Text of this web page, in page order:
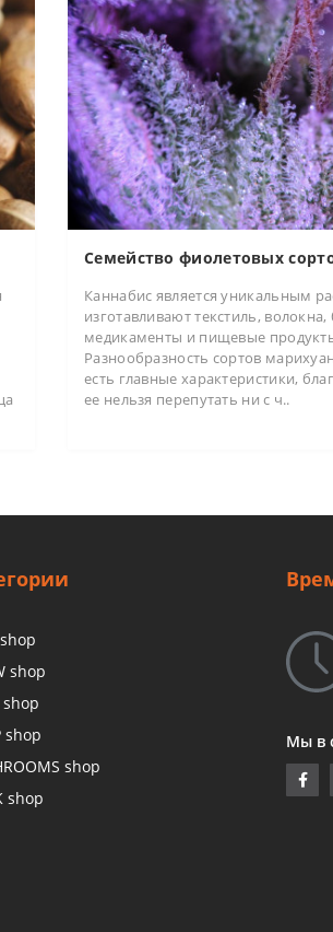
Семейство фиолетовых
Каннабис является уникальным
изготавливают текстиль, волокна,
медикаменты и пищевые
Разнообразность сортов
есть главные характеристики,
ее нельзя перепутать ни с ч..
shop
shop
shop
shop
shop
Мы в